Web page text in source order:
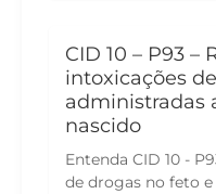
CID 10 – P93 –
intoxicações
administradas
nascido
Entenda CID 10 -
de drogas no feto